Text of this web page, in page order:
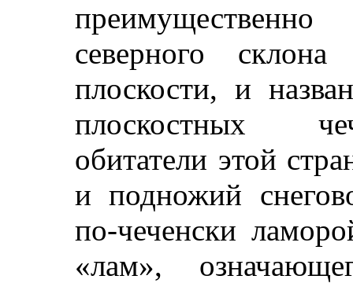
северного
плоскости, и
плоскостных
обитатели этой
и подножий
по-чеченски
«лам»,